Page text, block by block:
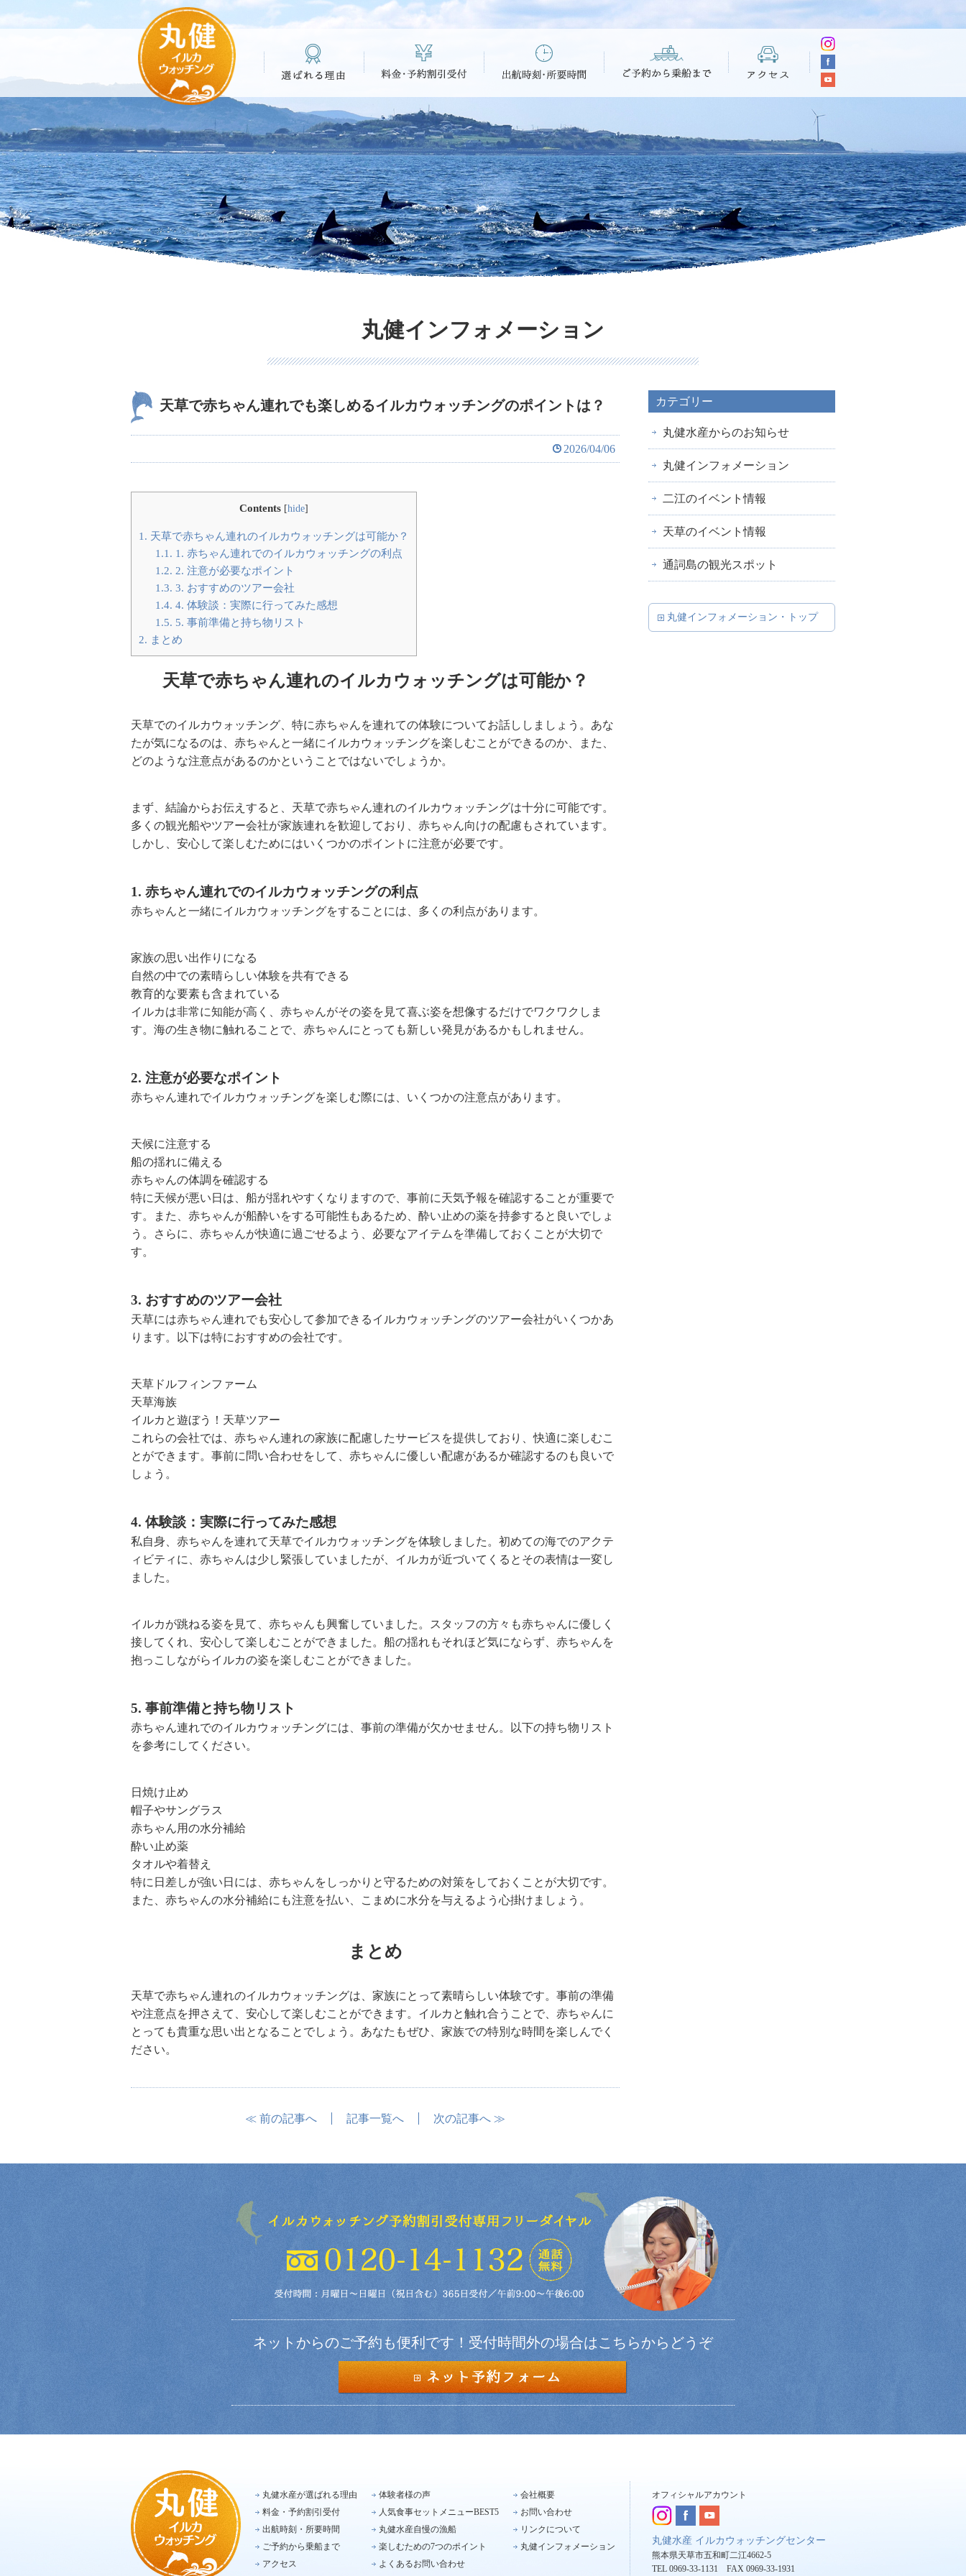
丸健インフォメーション
天草で赤ちゃん連れでも楽しめるイルカウォッチングのポイントは？
2026/04/06
Contents [hide]
1. 天草で赤ちゃん連れのイルカウォッチングは可能か？
1.1. 1. 赤ちゃん連れでのイルカウォッチングの利点
1.2. 2. 注意が必要なポイント
1.3. 3. おすすめのツアー会社
1.4. 4. 体験談：実際に行ってみた感想
1.5. 5. 事前準備と持ち物リスト
2. まとめ
天草で赤ちゃん連れのイルカウォッチングは可能か？
天草でのイルカウォッチング、特に赤ちゃんを連れての体験についてお話ししましょう。あな
たが気になるのは、赤ちゃんと一緒にイルカウォッチングを楽しむことができるのか、また、
どのような注意点があるのかということではないでしょうか。
まず、結論からお伝えすると、天草で赤ちゃん連れのイルカウォッチングは十分に可能です。
多くの観光船やツアー会社が家族連れを歓迎しており、赤ちゃん向けの配慮もされています。
しかし、安心して楽しむためにはいくつかのポイントに注意が必要です。
1. 赤ちゃん連れでのイルカウォッチングの利点
赤ちゃんと一緒にイルカウォッチングをすることには、多くの利点があります。
家族の思い出作りになる
自然の中での素晴らしい体験を共有できる
教育的な要素も含まれている
イルカは非常に知能が高く、赤ちゃんがその姿を見て喜ぶ姿を想像するだけでワクワクしま
す。海の生き物に触れることで、赤ちゃんにとっても新しい発見があるかもしれません。
2. 注意が必要なポイント
赤ちゃん連れでイルカウォッチングを楽しむ際には、いくつかの注意点があります。
天候に注意する
船の揺れに備える
赤ちゃんの体調を確認する
特に天候が悪い日は、船が揺れやすくなりますので、事前に天気予報を確認することが重要で
す。また、赤ちゃんが船酔いをする可能性もあるため、酔い止めの薬を持参すると良いでしょ
う。さらに、赤ちゃんが快適に過ごせるよう、必要なアイテムを準備しておくことが大切で
す。
3. おすすめのツアー会社
天草には赤ちゃん連れでも安心して参加できるイルカウォッチングのツアー会社がいくつかあ
ります。以下は特におすすめの会社です。
天草ドルフィンファーム
天草海族
イルカと遊ぼう！天草ツアー
これらの会社では、赤ちゃん連れの家族に配慮したサービスを提供しており、快適に楽しむこ
とができます。事前に問い合わせをして、赤ちゃんに優しい配慮があるか確認するのも良いで
しょう。
4. 体験談：実際に行ってみた感想
私自身、赤ちゃんを連れて天草でイルカウォッチングを体験しました。初めての海でのアクテ
ィビティに、赤ちゃんは少し緊張していましたが、イルカが近づいてくるとその表情は一変し
ました。
イルカが跳ねる姿を見て、赤ちゃんも興奮していました。スタッフの方々も赤ちゃんに優しく
接してくれ、安心して楽しむことができました。船の揺れもそれほど気にならず、赤ちゃんを
抱っこしながらイルカの姿を楽しむことができました。
5. 事前準備と持ち物リスト
赤ちゃん連れでのイルカウォッチングには、事前の準備が欠かせません。以下の持ち物リスト
を参考にしてください。
日焼け止め
帽子やサングラス
赤ちゃん用の水分補給
酔い止め薬
タオルや着替え
特に日差しが強い日には、赤ちゃんをしっかりと守るための対策をしておくことが大切です。
また、赤ちゃんの水分補給にも注意を払い、こまめに水分を与えるよう心掛けましょう。
まとめ
天草で赤ちゃん連れのイルカウォッチングは、家族にとって素晴らしい体験です。事前の準備
や注意点を押さえて、安心して楽しむことができます。イルカと触れ合うことで、赤ちゃんに
とっても貴重な思い出となることでしょう。あなたもぜひ、家族での特別な時間を楽しんでく
ださい。
≪ 前の記事へ 記事一覧へ 次の記事へ ≫
カテゴリー
丸健水産からのお知らせ
丸健インフォメーション
二江のイベント情報
天草のイベント情報
通詞島の観光スポット
丸健インフォメーション・トップ
ネットからのご予約も便利です！受付時間外の場合はこちらからどうぞ
丸健水産が選ばれる理由
料金・予約割引受付
出航時刻・所要時間
ご予約から乗船まで
アクセス
体験者様の声
人気食事セットメニューBEST5
丸健水産自慢の漁船
楽しむための7つのポイント
よくあるお問い合わせ
会社概要
お問い合わせ
リンクについて
丸健インフォメーション
オフィシャルアカウント
丸健水産 イルカウォッチングセンター
熊本県天草市五和町二江4662-5
TEL 0969-33-1131 FAX 0969-33-1931